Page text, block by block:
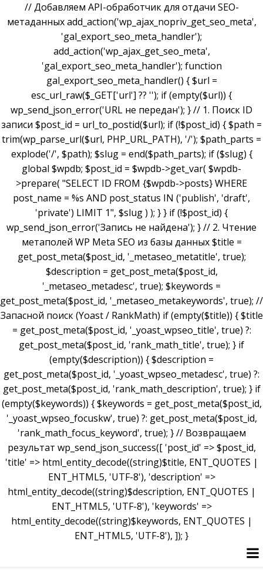
// Добавляем API-обработчик для отдачи SEO-
метаданных add_action('wp_ajax_nopriv_get_seo_meta',
'gal_export_seo_meta_handler');
add_action('wp_ajax_get_seo_meta',
'gal_export_seo_meta_handler'); function
gal_export_seo_meta_handler() { $url =
esc_url_raw($_GET['url'] ?? ''); if (empty($url)) {
wp_send_json_error('URL не передан'); } // 1. Поиск ID
записи $post_id = url_to_postid($url); if (!$post_id) { $path =
trim(wp_parse_url($url, PHP_URL_PATH), '/'); $path_parts =
explode('/', $path); $slug = end($path_parts); if ($slug) {
global $wpdb; $post_id = $wpdb->get_var( $wpdb-
>prepare( "SELECT ID FROM {$wpdb->posts} WHERE
post_name = %s AND post_status IN ('publish', 'draft',
'private') LIMIT 1", $slug ) ); } } if (!$post_id) {
wp_send_json_error('Запись не найдена'); } // 2. Чтение
метаполей WP Meta SEO из базы данных $title =
get_post_meta($post_id, '_metaseo_metatitle', true);
$description = get_post_meta($post_id,
'_metaseo_metadesc', true); $keywords =
get_post_meta($post_id, '_metaseo_metakeywords', true); //
Запасной поиск (Yoast / RankMath) if (empty($title)) { $title
= get_post_meta($post_id, '_yoast_wpseo_title', true) ?:
get_post_meta($post_id, 'rank_math_title', true); } if
(empty($description)) { $description =
get_post_meta($post_id, '_yoast_wpseo_metadesc', true) ?:
get_post_meta($post_id, 'rank_math_description', true); } if
(empty($keywords)) { $keywords = get_post_meta($post_id,
'_yoast_wpseo_focuskw', true) ?: get_post_meta($post_id,
'rank_math_focus_keyword', true); } // Возвращаем
результат wp_send_json_success([ 'post_id' => $post_id,
'title' => html_entity_decode((string)$title, ENT_QUOTES |
ENT_HTML5, 'UTF-8'), 'description' =>
html_entity_decode((string)$description, ENT_QUOTES |
ENT_HTML5, 'UTF-8'), 'keywords' =>
html_entity_decode((string)$keywords, ENT_QUOTES |
ENT_HTML5, 'UTF-8'), ]); }